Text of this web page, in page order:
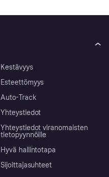
Kestävyys
Esteettömyys
Auto-Track
Yhteystiedot
Yhteystiedot viranomaisten
tietopyynnöille
Hyvä hallintotapa
Sijoittajasuhteet